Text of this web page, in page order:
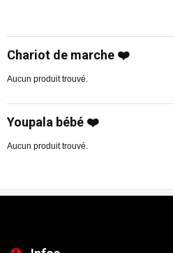
Chariot de marche ❤️
Aucun produit trouvé.
Youpala bébé ❤️
Aucun produit trouvé.